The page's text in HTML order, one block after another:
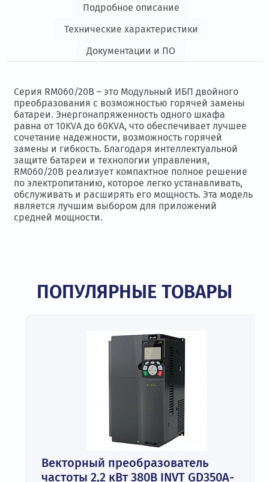
Подробное описание
Технические характеристики
Документации и ПО
Серия RM060/20В – это Модульный ИБП двойного
преобразования с возможностью горячей замены
батареи. Энергонапряженность одного шкафа
равна от 10KVA до 60KVA, что обеспечивает лучшее
сочетание надежности, возможность горячей
замены и гибкость. Благодаря интеллектуальной
защите батареи и технологии управления,
RM060/20B реализует компактное полное решение
по электропитанию, которое легко устанавливать,
обслуживать и расширять его мощность. Эта модель
является лучшим выбором для приложений
средней мощности.
ПОПУЛЯРНЫЕ ТОВАРЫ
Векторный преобразователь
частоты 2,2 кВт 380В INVT GD350A-